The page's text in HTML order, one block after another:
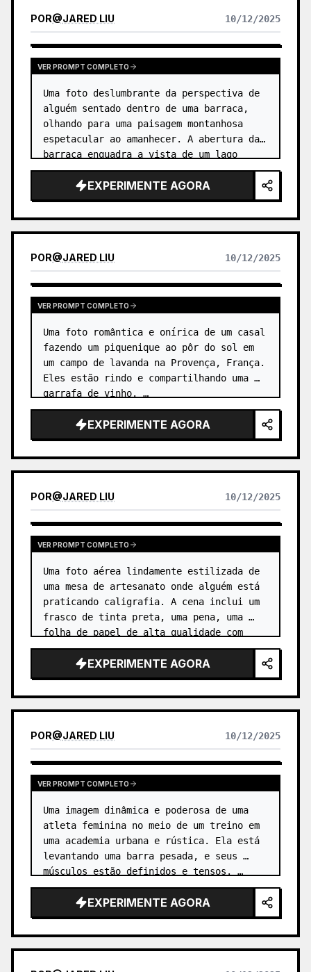
POR@JARED LIU 10/12/2025
VER PROMPT COMPLETO
Uma foto deslumbrante da perspectiva de
alguém sentado dentro de uma barraca,
olhando para uma paisagem montanhosa
espetacular ao amanhecer. A abertura da
barraca enquadra a vista de um lago
alpino cristalino e picos nevados que
captam os primeiros raios de so…
EXPERIMENTE AGORA
POR@JARED LIU 10/12/2025
VER PROMPT COMPLETO
Uma foto romântica e onírica de um casal
fazendo um piquenique ao pôr do sol em
um campo de lavanda na Provença, França.
Eles estão rindo e compartilhando uma
garrafa de vinho. …
EXPERIMENTE AGORA
POR@JARED LIU 10/12/2025
VER PROMPT COMPLETO
Uma foto aérea lindamente estilizada de
uma mesa de artesanato onde alguém está
praticando caligrafia. A cena inclui um
frasco de tinta preta, uma pena, uma
folha de papel de alta qualidade com
letras elegantes e algumas flores secas
para decoração. …
EXPERIMENTE AGORA
POR@JARED LIU 10/12/2025
VER PROMPT COMPLETO
Uma imagem dinâmica e poderosa de uma
atleta feminina no meio de um treino em
uma academia urbana e rústica. Ela está
levantando uma barra pesada, e seus
músculos estão definidos e tensos. …
EXPERIMENTE AGORA